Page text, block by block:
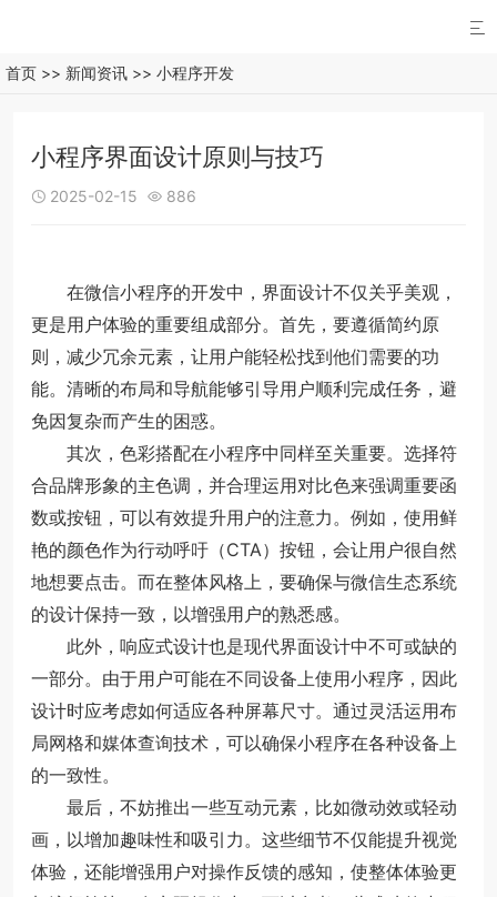

首页 >> 新闻资讯 >> 小程序开发
小程序界面设计原则与技巧
 2025-02-15  886
在微信小程序的开发中，界面设计不仅关乎美观，
更是用户体验的重要组成部分。首先，要遵循简约原
则，减少冗余元素，让用户能轻松找到他们需要的功
能。清晰的布局和导航能够引导用户顺利完成任务，避
免因复杂而产生的困惑。
其次，色彩搭配在小程序中同样至关重要。选择符
合品牌形象的主色调，并合理运用对比色来强调重要函
数或按钮，可以有效提升用户的注意力。例如，使用鲜
艳的颜色作为行动呼吁（CTA）按钮，会让用户很自然
地想要点击。而在整体风格上，要确保与微信生态系统
的设计保持一致，以增强用户的熟悉感。
此外，响应式设计也是现代界面设计中不可或缺的
一部分。由于用户可能在不同设备上使用小程序，因此
设计时应考虑如何适应各种屏幕尺寸。通过灵活运用布
局网格和媒体查询技术，可以确保小程序在各种设备上
的一致性。
最后，不妨推出一些互动元素，比如微动效或轻动
画，以增加趣味性和吸引力。这些细节不仅能提升视觉
体验，还能增强用户对操作反馈的感知，使整体体验更